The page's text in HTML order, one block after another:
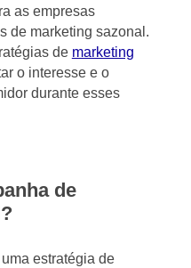
as empresas
de marketing sazonal.
de marketing
o interesse e o
durante esses
de
estratégia de